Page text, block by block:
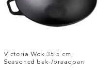
Victoria Wok 35,5 cm,
Seasoned bak-/braadpan